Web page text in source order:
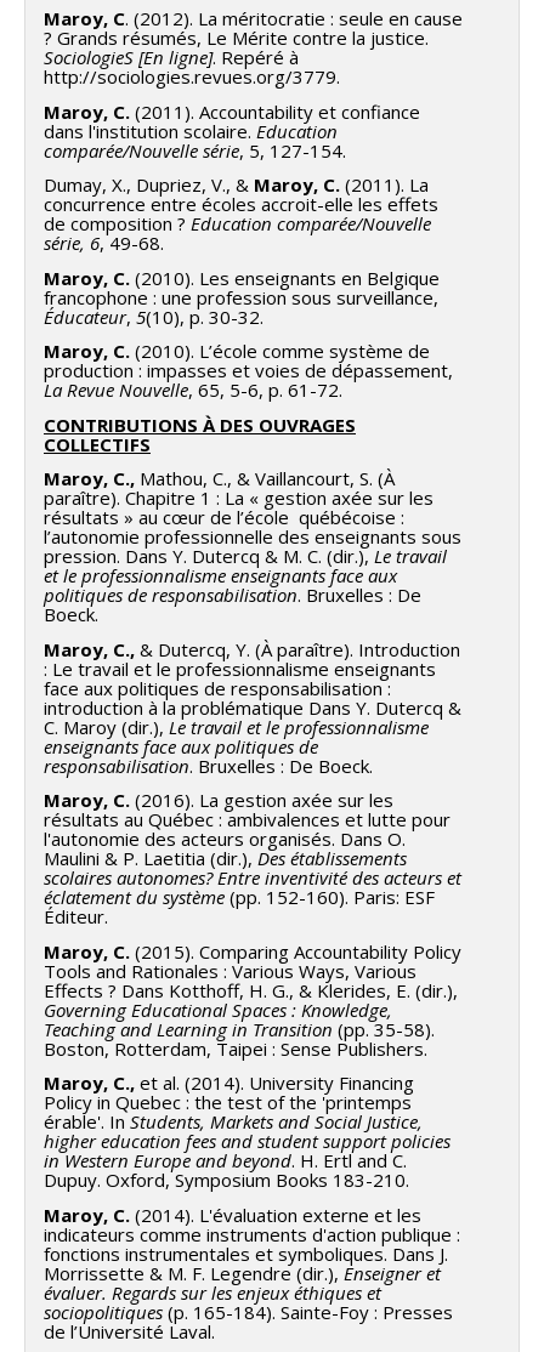
Maroy, C. (2012). La méritocratie : seule en cause
? Grands résumés, Le Mérite contre la justice.
SociologieS [En ligne]. Repéré à
http://sociologies.revues.org/3779.
Maroy, C. (2011). Accountability et confiance
dans l'institution scolaire. Education
comparée/Nouvelle série, 5, 127-154.
Dumay, X., Dupriez, V., & Maroy, C. (2011). La
concurrence entre écoles accroit-elle les effets
de composition ? Education comparée/Nouvelle
série, 6, 49-68.
Maroy, C. (2010). Les enseignants en Belgique
francophone : une profession sous surveillance,
Éducateur, 5(10), p. 30-32.
Maroy, C. (2010). L’école comme système de
production : impasses et voies de dépassement,
La Revue Nouvelle, 65, 5-6, p. 61-72.
CONTRIBUTIONS À DES OUVRAGES
COLLECTIFS
Maroy, C., Mathou, C., & Vaillancourt, S. (À
paraître). Chapitre 1 : La « gestion axée sur les
résultats » au cœur de l’école québécoise :
l’autonomie professionnelle des enseignants sous
pression. Dans Y. Dutercq & M. C. (dir.), Le travail
et le professionnalisme enseignants face aux
politiques de responsabilisation. Bruxelles : De
Boeck.
Maroy, C., & Dutercq, Y. (À paraître). Introduction
: Le travail et le professionnalisme enseignants
face aux politiques de responsabilisation :
introduction à la problématique Dans Y. Dutercq &
C. Maroy (dir.), Le travail et le professionnalisme
enseignants face aux politiques de
responsabilisation. Bruxelles : De Boeck.
Maroy, C. (2016). La gestion axée sur les
résultats au Québec : ambivalences et lutte pour
l'autonomie des acteurs organisés. Dans O.
Maulini & P. Laetitia (dir.), Des établissements
scolaires autonomes? Entre inventivité des acteurs et
éclatement du système (pp. 152-160). Paris: ESF
Éditeur.
Maroy, C. (2015). Comparing Accountability Policy
Tools and Rationales : Various Ways, Various
Effects ? Dans Kotthoff, H. G., & Klerides, E. (dir.),
Governing Educational Spaces : Knowledge,
Teaching and Learning in Transition (pp. 35-58).
Boston, Rotterdam, Taipei : Sense Publishers.
Maroy, C., et al. (2014). University Financing
Policy in Quebec : the test of the 'printemps
érable'. In Students, Markets and Social Justice,
higher education fees and student support policies
in Western Europe and beyond. H. Ertl and C.
Dupuy. Oxford, Symposium Books 183-210.
Maroy, C. (2014). L'évaluation externe et les
indicateurs comme instruments d'action publique :
fonctions instrumentales et symboliques. Dans J.
Morrissette & M. F. Legendre (dir.), Enseigner et
évaluer. Regards sur les enjeux éthiques et
sociopolitiques (p. 165-184). Sainte-Foy : Presses
de l’Université Laval.